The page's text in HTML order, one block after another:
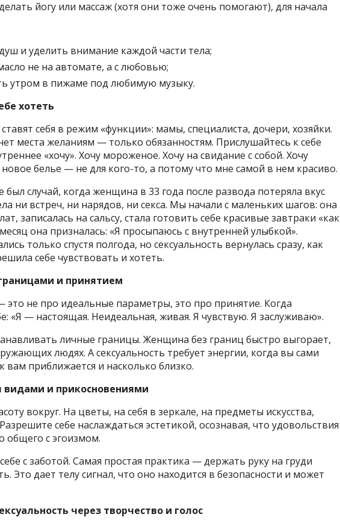
йогу или массаж (хотя они тоже очень помогают), для начала
и уделить внимание каждой части тела;
не на автомате, а с любовью;
утром в пижаме под любимую музыку.
хотеть
себя в режим «функции»: мамы, специалиста, дочери, хозяйки.
места желаниям — только обязанностям. Прислушайтесь к себе
«хочу». Хочу мороженое. Хочу на свидание с собой. Хочу
новое белье — не для кого-то, а потому что мне самой в нем красиво.
был случай, когда женщина в 33 года после развода потеряла вкус
ни встреч, ни нарядов, ни секса. Мы начали с маленьких шагов: она
записалась на сальсу, стала готовить себе красивые завтраки «как
она призналась: «Я просыпаюсь с внутренней улыбкой».
только спустя полгода, но сексуальность вернулась сразу, как
себе чувствовать и хотеть.
и принятием
это не про идеальные параметры, это про принятие. Когда
«Я — настоящая. Неидеальная, живая. Я чувствую. Я заслуживаю».
личные границы. Женщина без границ быстро выгорает,
людях. А сексуальность требует энергии, когда вы сами
вам приближается и насколько близко.
видами и прикосновениями
вокруг. На цветы, на себя в зеркале, на предметы искусства,
себе наслаждаться эстетикой, осознавая, что удовольствия
общего с эгоизмом.
с заботой. Самая простая практика — держать руку на груди
Это дает телу сигнал, что оно находится в безопасности и может
через творчество и голос